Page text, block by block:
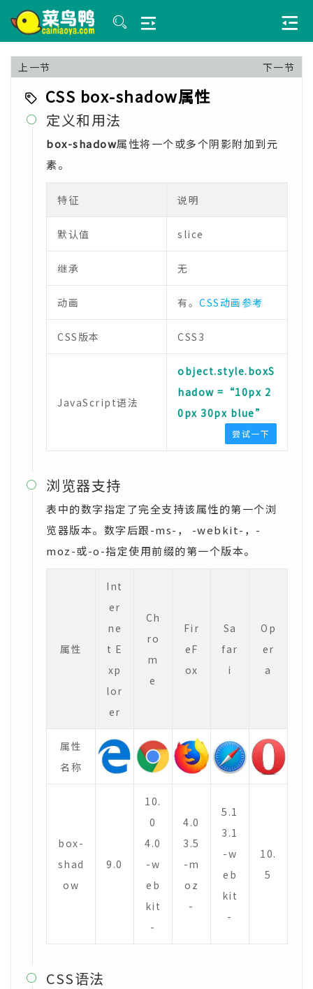
上一节 下一节
CSS box-shadow属性
 定义和用法
box-shadow属性将一个或多个阴影附加到元
素。
特征 说明
默认值 slice
继承 无
动画 有。 CSS动画参考
CSS版本 CSS3
JavaScript语法
object.style.boxS
hadow =“10px 2
0px 30px blue”
尝试一下
 浏览器支持
表中的数字指定了完全支持该属性的第一个浏
览器版本。数字后跟-ms-， -webkit-，-
moz-或-o-指定使用前缀的第一个版本。
属性
Int
er
ne
t E
xp
lor
er
Ch
ro
m
e
Fir
eF
ox
Sa
far
i
Op
er
a
属性
名称
box-
shad
ow
9.0
10.
0
4.0
-w
eb
kit
-
4.0
3.5
-m
oz
-
5.1
3.1
-w
eb
kit
-
10.
5
 CSS语法